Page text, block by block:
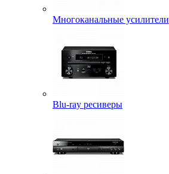
Многоканальные усилители
Blu-ray ресиверы